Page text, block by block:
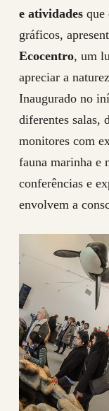
e atividadesque
gráficos,
Ecocentro, um
apreciar a
Inaugurado no
diferentes salas,
monitores com
fauna marinha e
conferências e
envolvem a